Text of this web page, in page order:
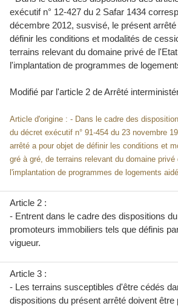
exécutif n° 12-427 du 2 Safar 1434
décembre 2012, susvisé, le présent
définir les conditions et modalités de
terrains relevant du domaine privé de
l'implantation de programmes de
Modifié par l'article 2 deArrêté
Article d'origine : - Dans le cadre des
du décret exécutif n° 91-454 du 23 novembre
arrêté a pour objet de définir les conditions et
gré à gré, de terrains relevant du domaine
l'implantation de programmes de logements
Article 2 :
- Entrent dans le cadre des dispositions
promoteurs immobiliers tels que définis
vigueur.
Article 3 :
- Les terrains susceptibles d'être cédés
dispositions du présent arrêté doivent être